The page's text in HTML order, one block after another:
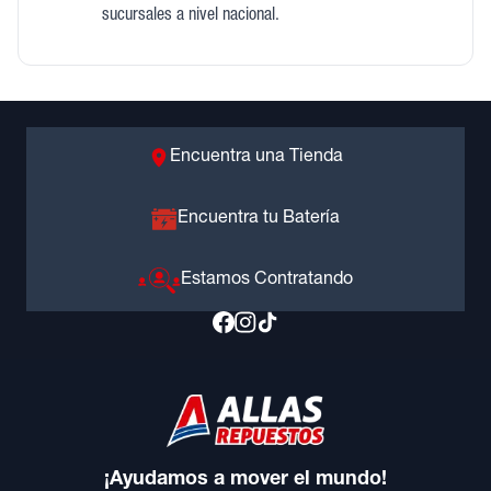
sucursales a nivel nacional.
Encuentra una Tienda
Encuentra tu Batería
Estamos Contratando
¡Ayudamos a mover el mundo!